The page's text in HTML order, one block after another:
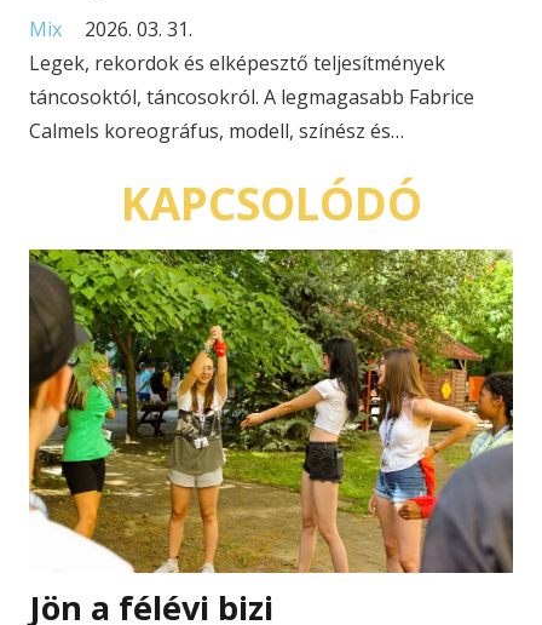
Mix
2026. 03. 31.
Legek, rekordok és elképesztő teljesítmények
táncosoktól, táncosokról. A legmagasabb Fabrice
Calmels koreográfus, modell, színész és…
KAPCSOLÓDÓ
Jön a félévi bizi